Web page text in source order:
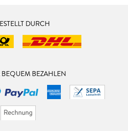
DURCH
BEZAHLEN